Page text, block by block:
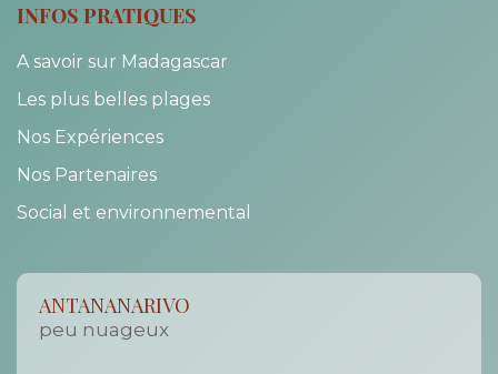
INFOS PRATIQUES
A savoir sur Madagascar
Les plus belles plages
Nos Expériences
Nos Partenaires
Social et environnemental
ANTANANARIVO
peu nuageux